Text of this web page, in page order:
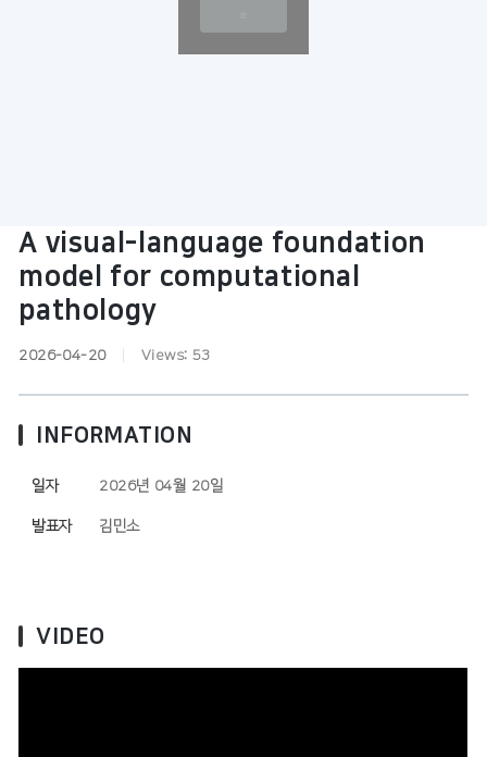
A visual-language foundation
model for computational
pathology
2026-04-20 Views:53
INFORMATION
일자 2026년 04월 20일
발표자 김민소
VIDEO